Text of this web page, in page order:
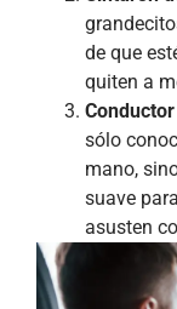
de que
quiten a
sólo
mano,
suave
asusten